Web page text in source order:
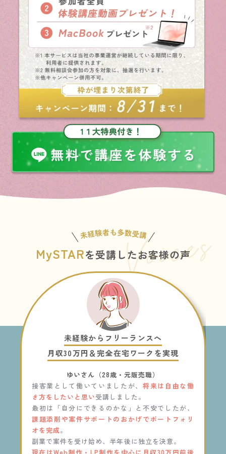
MySTARを受講したお客様の声
未経験からフリーランスへ
月収30万円＆完全在宅ワークを実現
ゆいさん（28歳・元販売職）
接客業として働いていましたが、 将来は自由な働
き方をしたいと思い受講しました。
最初は「自分にできるのかな」と不安でしたが、
課題添削や案件サポートのおかげでポートフォリ
オを完成。
副業で案件を受け始め、半年後に独立を決意。
現在はWeb制作・LP制作を中心に月収30万円前後